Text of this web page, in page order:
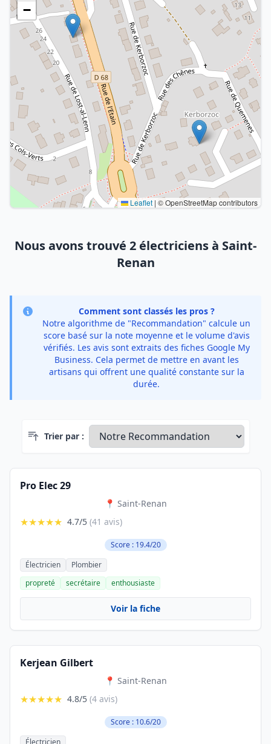
−
Leaflet | © OpenStreetMap contributors
Nous avons trouvé 2 électriciens à Saint-
Renan
Comment sont classés les pros ?
Notre algorithme de "Recommandation" calcule un
score basé sur la note moyenne et le volume d'avis
vérifiés. Les avis sont extraits des fiches Google My
Business. Cela permet de mettre en avant les
artisans qui offrent une qualité constante sur la
durée.
Trier par :
Pro Elec 29
📍 Saint-Renan
★★★★★ 4.7/5 (41 avis)
Score : 19.4/20
Électricien
Plombier
propreté
secrétaire enthousiaste
Voir la fiche
Kerjean Gilbert
📍 Saint-Renan
★★★★★ 4.8/5 (4 avis)
Score : 10.6/20
Électricien